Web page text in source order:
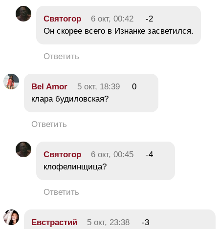
Святогор 6 окт, 00:42
-2
Он скорее всего в Изнанке засветился.
Ответить
Bel Amor 5 окт, 18:39
0
клара будиловская?
Ответить
Святогор 6 окт, 00:45
-4
клофелинщица?
Ответить
Евстрастий 5 окт, 23:38
-3